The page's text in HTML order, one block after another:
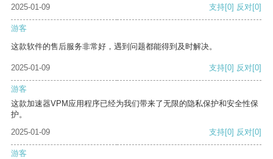
2025-01-09 支持[0] 反对[0]
游客
这款软件的售后服务非常好，遇到问题都能得到及时解决。
2025-01-09 支持[0] 反对[0]
游客
这款加速器VPM应用程序已经为我们带来了无限的隐私保护和安全性保
护。
2025-01-09
支持[0] 反对[0]
游客